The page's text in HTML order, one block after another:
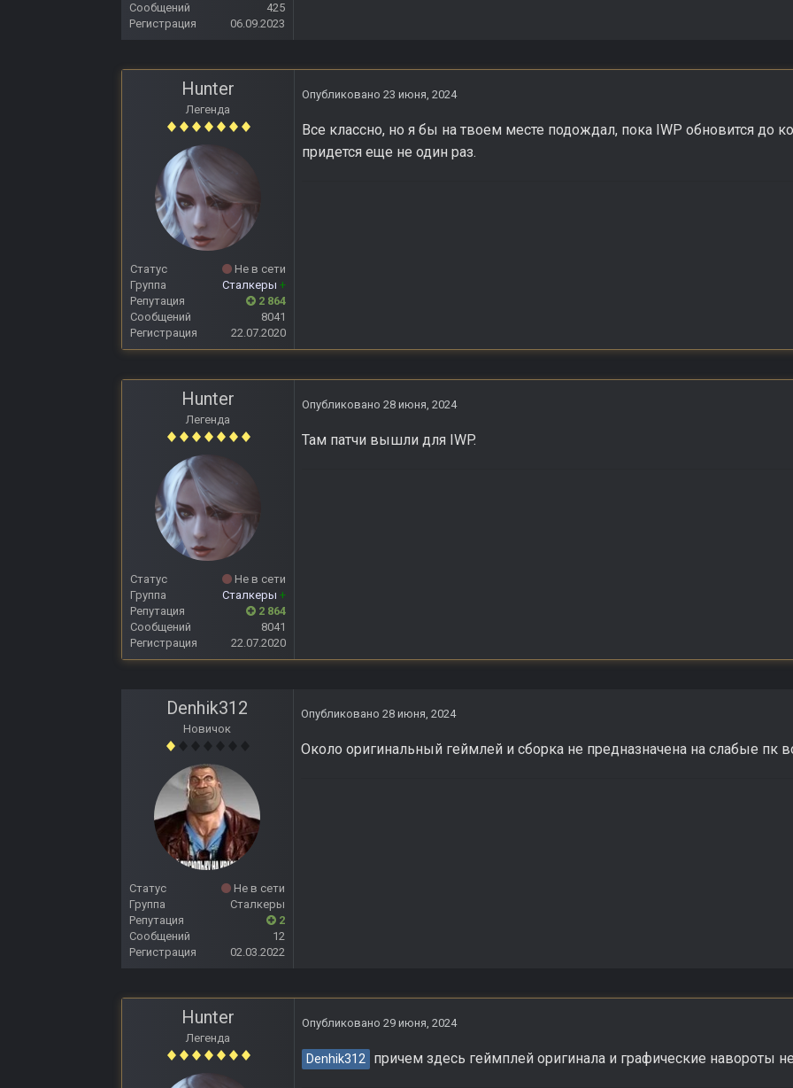
Сообщений
425
Регистрация
06.09.2023
Hunter
Легенда
Статус
Не в сети
Группа
Сталкеры +
Репутация
2 864
Сообщений
8041
Регистрация
22.07.2020
Опубликовано 23 июня, 2024
Все классно, но я бы на твоем месте подождал, пока IWP обновится до
придется еще не один раз.
Hunter
Легенда
Статус
Не в сети
Группа
Сталкеры +
Репутация
2 864
Сообщений
8041
Регистрация
22.07.2020
Опубликовано 28 июня, 2024
Там патчи вышли для IWP.
Denhik312
Новичок
Статус
Не в сети
Группа
Сталкеры
Репутация
2
Сообщений
12
Регистрация
02.03.2022
Опубликовано 28 июня, 2024
Около оригинальный геймлей и сборка не предназначена на слабые пк
Hunter
Легенда
Опубликовано 29 июня, 2024
Denhik312 причем здесь геймплей оригинала и графические навороты